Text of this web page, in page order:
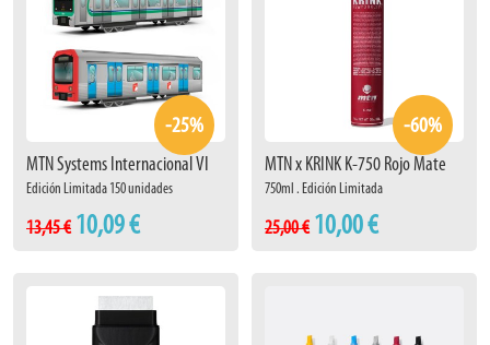
-25%
MTN Systems Internacional VI
Edición Limitada 150 unidades
13,45 € 10,09 €
-60%
MTN x KRINK K-750 Rojo Mate
750ml . Edición Limitada
25,00 € 10,00 €